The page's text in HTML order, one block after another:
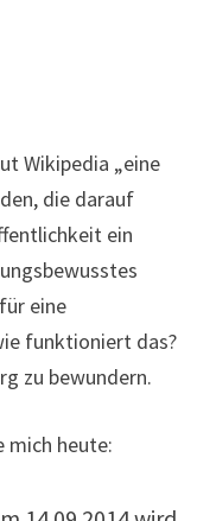
Wikipedia „eine
die darauf
ein
eine
funktioniert das?
zu bewundern.
mich heute: